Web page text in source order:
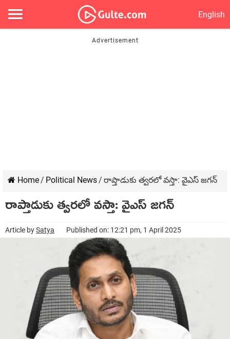
English
Home/ Political News/ రాప్తాడుకు త్వరలో వస్తా: వైఎస్ జగన్
రాప్తాడుకు త్వరలో వస్తా: వైఎస్ జగన్
Article bySatya Published on: 12:21 pm, 1 April 2025